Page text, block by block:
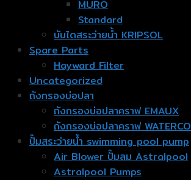
MURO
Standard
บันไดสระว่ายน้ำ KRIPSOL
Spare Parts
Hayward Filter
Uncategorized
ถังกรองบ่อปลา
ถังกรองบ่อปลาคราฟ EMAUX
ถังกรองบ่อปลาคราฟ WATERCO
ปั๊มสระว่ายน้ำ swimming pool pump
Air Blower ปั๊มลม Astralpool
Astralpool Pumps